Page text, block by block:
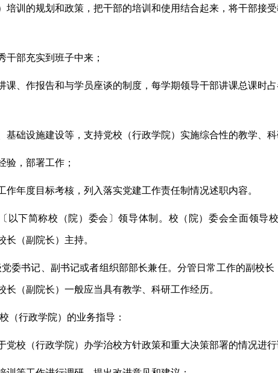
培训的规划和政策，把干部的培训和使用结合起来，将干部接
干部充实到班子中来；
课、作报告和与学员座谈的制度，每学期领导干部讲课总课时
基础设施建设等，支持党校（行政学院）实施综合性的教学、
验，部署工作；
作年度目标考核，列入落实党建工作责任制情况述职内容。
以下简称校（院）委会〕领导体制。校（院）委会全面领导
长（副院长）主持。
委书记、副书记或者组织部部长兼任。分管日常工作的副校
（副院长）一般应当具有教学、科研工作经历。
（行政学院）的业务指导：
党校（行政学院）办学治校方针政策和重大决策部署的情况进